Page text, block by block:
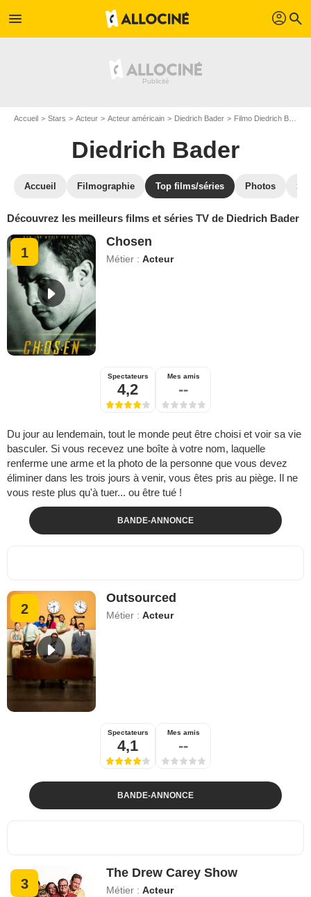
menu profil search
Accueil Stars Acteur Acteur américain Diedrich Bader Filmo Diedrich Bader
Diedrich Bader
Accueil Filmographie Top films/séries Photos
Découvrez les meilleurs films et séries TV de Diedrich Bader
1
Chosen
Métier :Acteur
Spectateurs
4,2
Mes amis
--
Du jour au lendemain, tout le monde peut être choisi et voir sa vie
basculer. Si vous recevez une boîte à votre nom, laquelle
renferme une arme et la photo de la personne que vous devez
éliminer dans les trois jours à venir, vous êtes pris au piège. Il ne
vous reste plus qu'à tuer... ou être tué !
BANDE-ANNONCE
2
Outsourced
Métier :Acteur
Spectateurs
4,1
Mes amis
--
BANDE-ANNONCE
3
The Drew Carey Show
Métier :Acteur